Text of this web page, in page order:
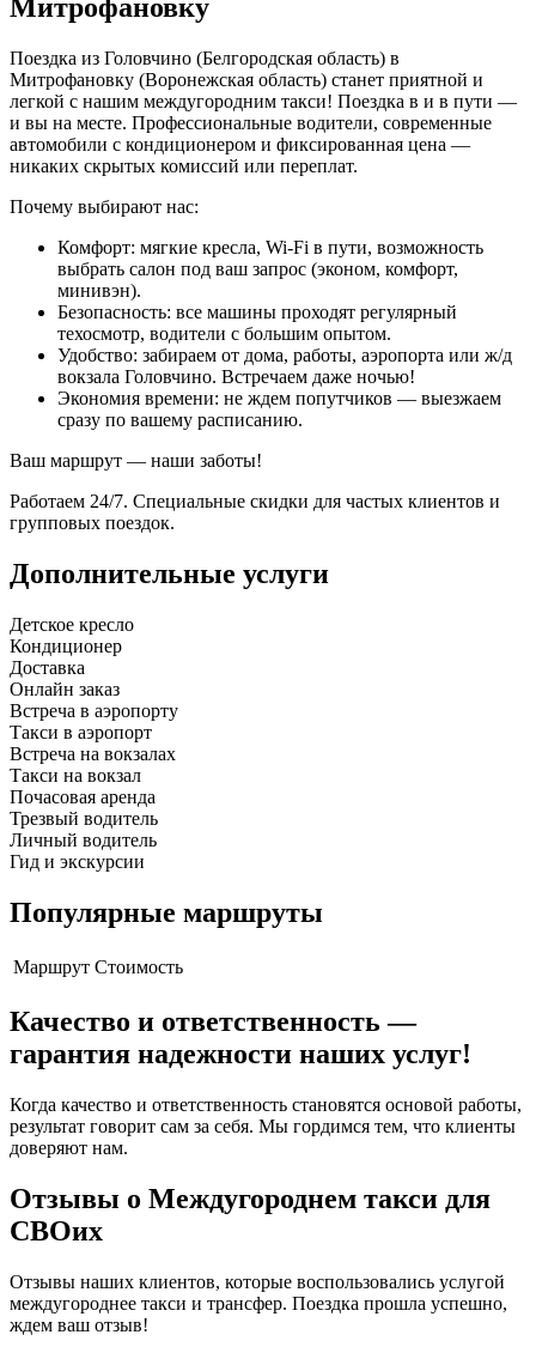
Митрофановку
Поездка из Головчино (Белгородская область) в
Митрофановку (Воронежская область) станет приятной и
легкой с нашим междугородним такси! Поездка в и в пути —
и вы на месте. Профессиональные водители, современные
автомобили с кондиционером и фиксированная цена —
никаких скрытых комиссий или переплат.
Почему выбирают нас:
Комфорт: мягкие кресла, Wi-Fi в пути, возможность
выбрать салон под ваш запрос (эконом, комфорт,
минивэн).
Безопасность: все машины проходят регулярный
техосмотр, водители с большим опытом.
Удобство: забираем от дома, работы, аэропорта или ж/д
вокзала Головчино. Встречаем даже ночью!
Экономия времени: не ждем попутчиков — выезжаем
сразу по вашему расписанию.
Ваш маршрут — наши заботы!
Работаем 24/7. Специальные скидки для частых клиентов и
групповых поездок.
Дополнительные услуги
Детское кресло
Кондиционер
Доставка
Онлайн заказ
Встреча в аэропорту
Такси в аэропорт
Встреча на вокзалах
Такси на вокзал
Почасовая аренда
Трезвый водитель
Личный водитель
Гид и экскурсии
Популярные маршруты
Маршрут Стоимость
Качество и ответственность —
гарантия надежности наших услуг!
Когда качество и ответственность становятся основой работы,
результат говорит сам за себя. Мы гордимся тем, что клиенты
доверяют нам.
Отзывы о Междугороднем такси для
СВОих
Отзывы наших клиентов, которые воспользовались услугой
междугороднее такси и трансфер. Поездка прошла успешно,
ждем ваш отзыв!